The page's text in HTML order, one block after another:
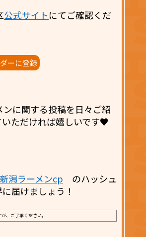
公式サイトにてご確認くだ
ーに登録
ンに関する投稿を日々ご紹
ただければ嬉しいです♥
潟ラーメンcp のハッシュ
届けましょう！
、ご了承ください。